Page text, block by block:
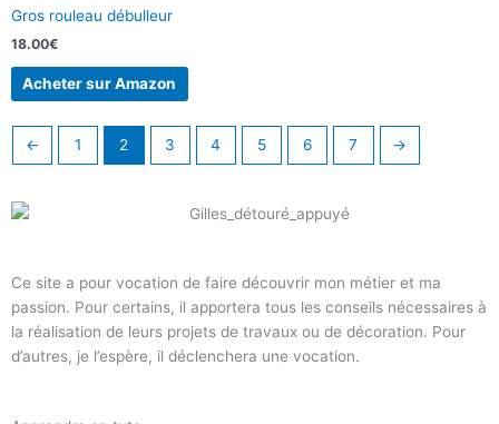
Gros rouleau débulleur
18.00€
Acheter sur Amazon
← 1 2 3 4 5 6 7 →
Ce site a pour vocation de faire découvrir mon métier et ma
passion. Pour certains, il apportera tous les conseils nécessaires à
la réalisation de leurs projets de travaux ou de décoration. Pour
d’autres, je l’espère, il déclenchera une vocation.